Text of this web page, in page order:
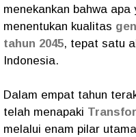
menekankan bahwa
menentukan kualitas
tahun 2045, tepat satu
Indonesia.
Dalam empat tahun
telah menapaki
melalui enam pilar